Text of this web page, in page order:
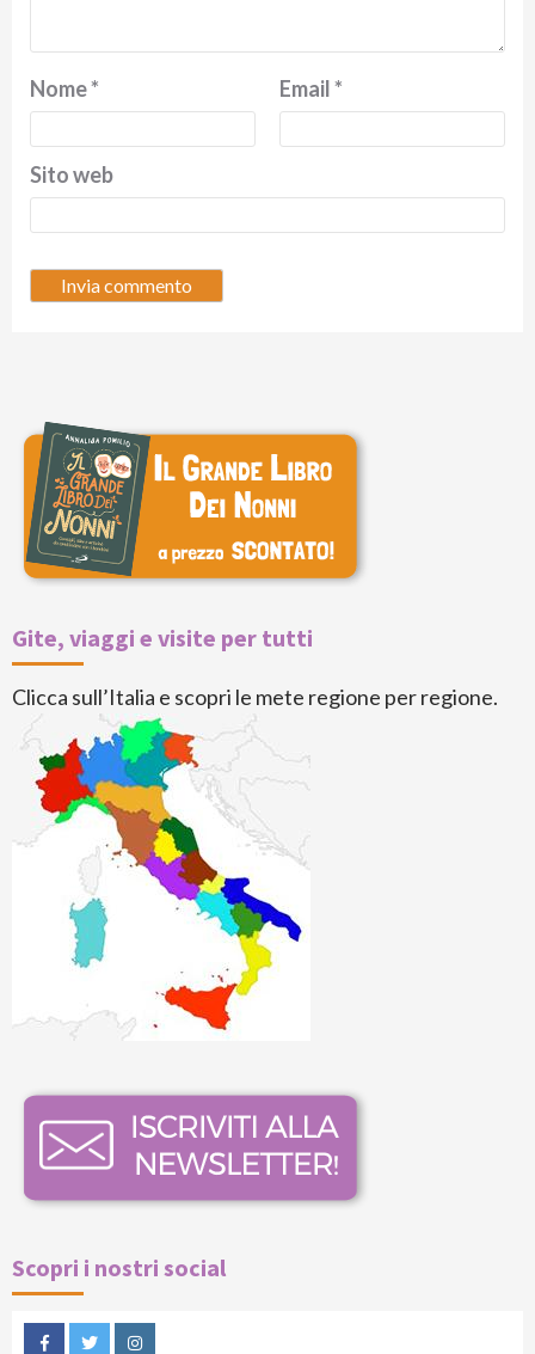
Nome* Email*
Sito web
Gite, viaggi e visite per tutti
Clicca sull’Italia e scopri le mete regione per regione.
Scopri i nostri social